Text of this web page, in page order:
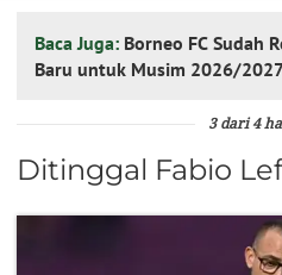
Baca Juga: Borneo FC Sudah
Baru untuk Musim 2026/
3 dari 4
Ditinggal Fabio